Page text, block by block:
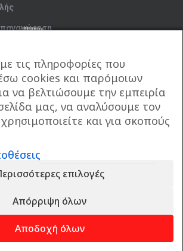
clarkexpress.gr - All rights reserved.
Πολιτική Απορρήτου
Μέθοδοι Πληρωμής
τις πληροφορίες που
cookies και παρόμοιων
να βελτιώσουμε την εμπειρία
μας, να αναλύσουμε τον
και για σκοπούς
επιλογές
Απόρριψη όλων
Αποδοχή όλων